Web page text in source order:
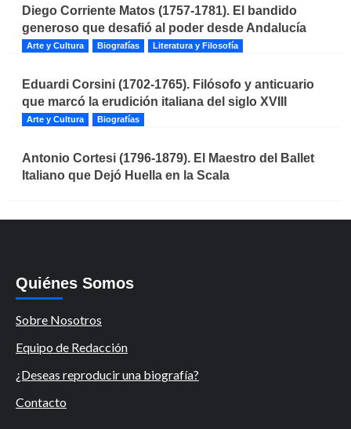
Diego Corriente Matos (1757-1781). El bandido
generoso que desafió al poder desde Andalucía
Arte y Cultura Biografías Literatura y Filosofía
Eduardi Corsini (1702-1765). Filósofo y anticuario
que marcó la erudición italiana del siglo XVIII
Arte y Cultura Biografías
Antonio Cortesi (1796-1879). El Maestro del Ballet
Italiano que Dejó Huella en la Scala
Quiénes Somos
Sobre Nosotros
Equipo de Redacción
¿Deseas reproducir una biografía?
Contacto